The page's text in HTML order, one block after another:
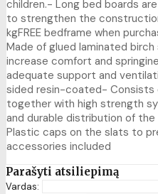
children.- Long bed boards
to strengthen the
kgFREE bedframe when
Made of glued laminated
increase comfort and
adequate support and
sided resin-coated- Consists
together with high strength
and durable distribution of
Plastic caps on the slats to
accessories included
Parašyti atsiliepimą
Vardas: